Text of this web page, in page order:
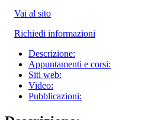
Vai al sito
Richiedi informazioni
Descrizione:
Appuntamenti e corsi:
Siti web:
Video:
Pubblicazioni: